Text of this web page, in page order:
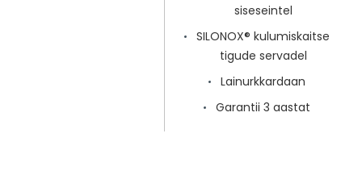
siseseintel
SILONOX® kulumiskaitse
tigude servadel
Lainurkkardaan
Garantii 3 aastat